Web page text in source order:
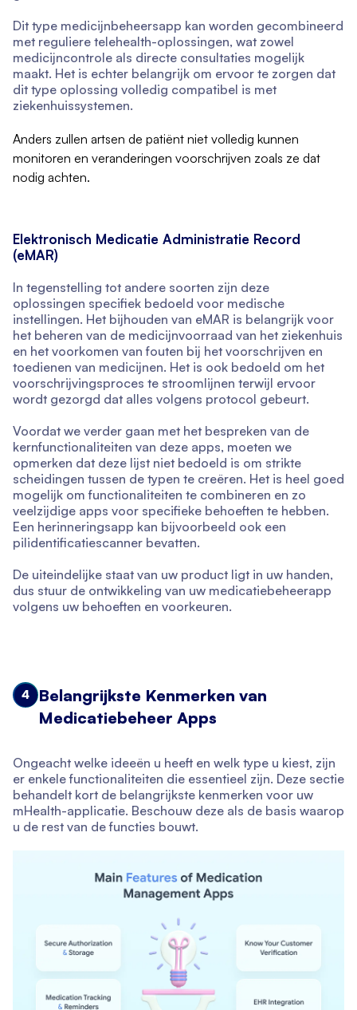
Dit type medicijnbeheersapp kan worden gecombineerd
met reguliere telehealth-oplossingen, wat zowel
medicijncontrole als directe consultaties mogelijk
maakt. Het is echter belangrijk om ervoor te zorgen dat
dit type oplossing volledig compatibel is met
ziekenhuissystemen.
Anders zullen artsen de patiënt niet volledig kunnen
monitoren en veranderingen voorschrijven zoals ze dat
nodig achten.
Elektronisch Medicatie Administratie Record
(eMAR)
In tegenstelling tot andere soorten zijn deze
oplossingen specifiek bedoeld voor medische
instellingen. Het bijhouden van eMAR is belangrijk voor
het beheren van de medicijnvoorraad van het ziekenhuis
en het voorkomen van fouten bij het voorschrijven en
toedienen van medicijnen. Het is ook bedoeld om het
voorschrijvingsproces te stroomlijnen terwijl ervoor
wordt gezorgd dat alles volgens protocol gebeurt.
Voordat we verder gaan met het bespreken van de
kernfunctionaliteiten van deze apps, moeten we
opmerken dat deze lijst niet bedoeld is om strikte
scheidingen tussen de typen te creëren. Het is heel goed
mogelijk om functionaliteiten te combineren en zo
veelzijdige apps voor specifieke behoeften te hebben.
Een herinneringsapp kan bijvoorbeeld ook een
pilidentificatiescanner bevatten.
De uiteindelijke staat van uw product ligt in uw handen,
dus stuur de ontwikkeling van uw medicatiebeheerapp
volgens uw behoeften en voorkeuren.
4
Belangrijkste Kenmerken van
Medicatiebeheer Apps
Ongeacht welke ideeën u heeft en welk type u kiest, zijn
er enkele functionaliteiten die essentieel zijn. Deze sectie
behandelt kort de belangrijkste kenmerken voor uw
mHealth-applicatie. Beschouw deze als de basis waarop
u de rest van de functies bouwt.